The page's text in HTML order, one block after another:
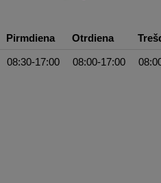
Pirmdiena Otrdiena
08:30-17:00 08:00-17:00